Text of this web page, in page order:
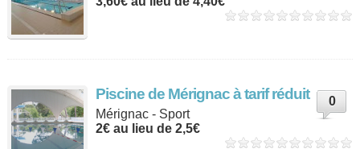
Piscine de Mérignac à tarif réduit
0
Mérignac - Sport
2€ au lieu de 2,5€